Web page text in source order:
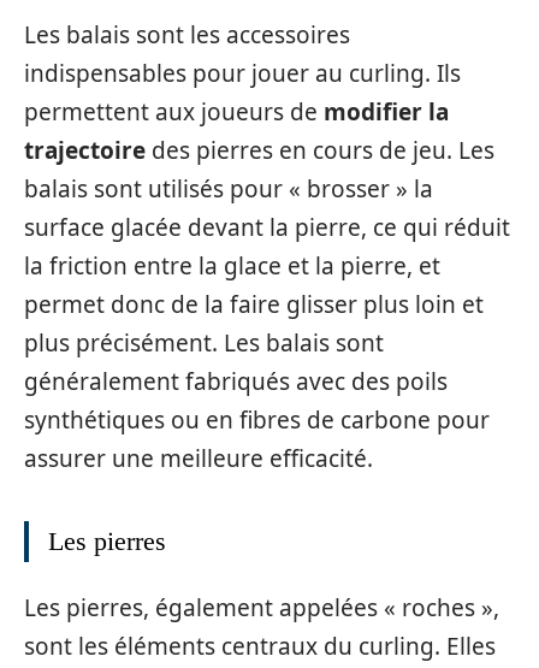
Les balais sont les accessoires
indispensables pour jouer au curling. Ils
permettent aux joueurs de modifier la
trajectoire des pierres en cours de jeu. Les
balais sont utilisés pour « brosser » la
surface glacée devant la pierre, ce qui réduit
la friction entre la glace et la pierre, et
permet donc de la faire glisser plus loin et
plus précisément. Les balais sont
généralement fabriqués avec des poils
synthétiques ou en fibres de carbone pour
assurer une meilleure efficacité.
Les pierres
Les pierres, également appelées « roches »,
sont les éléments centraux du curling. Elles